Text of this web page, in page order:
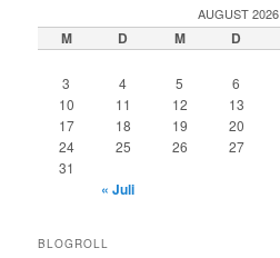
AUGUST 2026
M D M D
3 4 5 6
10
11 12 13
17
18 19 20
24
25 26 27
31
« Juli
BLOGROLL